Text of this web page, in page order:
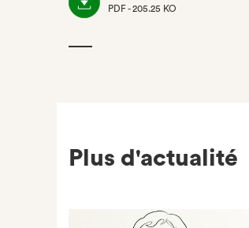
PDF - 205.25 KO
Plus d'actualité